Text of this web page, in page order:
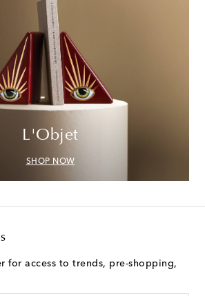
L'Objet
SHOP NOW
for access to trends, pre-shopping,